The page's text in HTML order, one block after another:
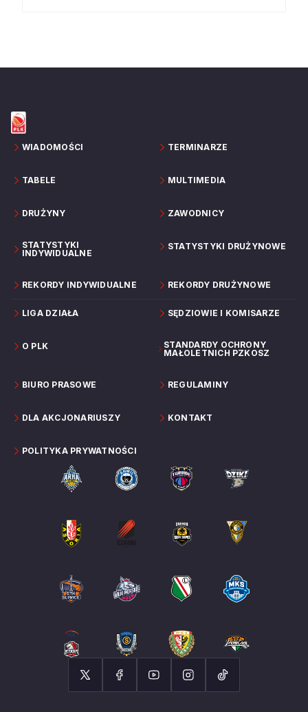
WIADOMOŚCI TERMINARZE
TABELE MULTIMEDIA
DRUŻYNY ZAWODNICY
STATYSTYKI
INDYWIDUALNE
STATYSTYKI DRUŻYNOWE
REKORDY INDYWIDUALNE REKORDY DRUŻYNOWE
LIGA DZIAŁA SĘDZIOWIE I KOMISARZE
O PLK
STANDARDY OCHRONY
MAŁOLETNICH PZKOSZ
BIURO PRASOWE REGULAMINY
DLA AKCJONARIUSZY KONTAKT
POLITYKA PRYWATNOŚCI